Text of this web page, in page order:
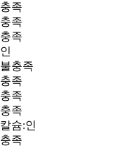
충족
충족
충족
인
불충족
충족
충족
충족
칼슘:인
충족